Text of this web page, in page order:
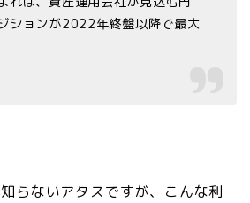
ションが2022年終盤以降で最大
らないアタスですが、こんな利